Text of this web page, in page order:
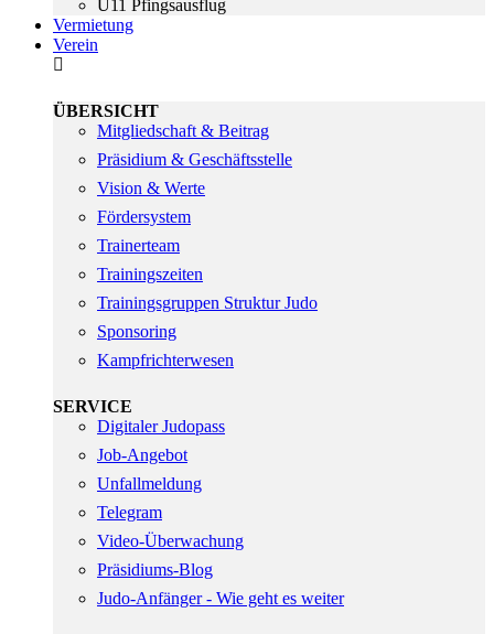
U11 Pfingsausflug
Vermietung
Verein
ÜBERSICHT
Mitgliedschaft & Beitrag
Präsidium & Geschäftsstelle
Vision & Werte
Fördersystem
Trainerteam
Trainingszeiten
Trainingsgruppen Struktur Judo
Sponsoring
Kampfrichterwesen
SERVICE
Digitaler Judopass
Job-Angebot
Unfallmeldung
Telegram
Video-Überwachung
Präsidiums-Blog
Judo-Anfänger - Wie geht es weiter